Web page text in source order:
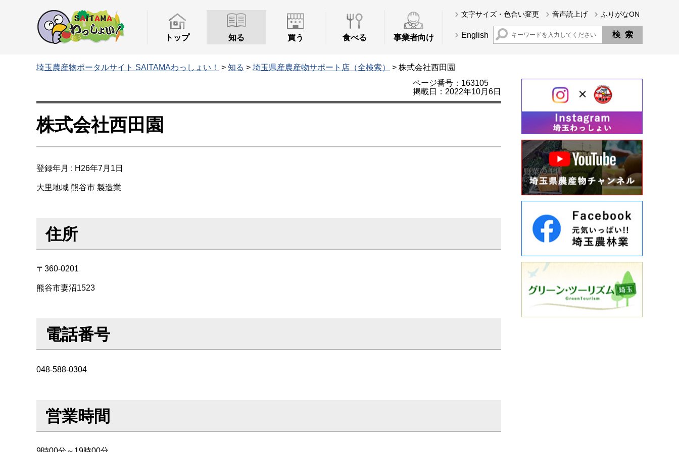
トップ 知る 買う 食べる 事業者向け
文字サイズ・色合い変更 音声読上げ ふりがなON
English
埼玉農産物ポータルサイト SAITAMAわっしょい！ > 知る > 埼玉県産農産物サポート店（全検索）
> 株式会社西田園
ページ番号：163105
掲載日：2022年10月6日
株式会社西田園
登録年月 : H26年7月1日
大里地域 熊谷市 製造業
住所
〒360-0201
熊谷市妻沼1523
電話番号
048-588-0304
営業時間